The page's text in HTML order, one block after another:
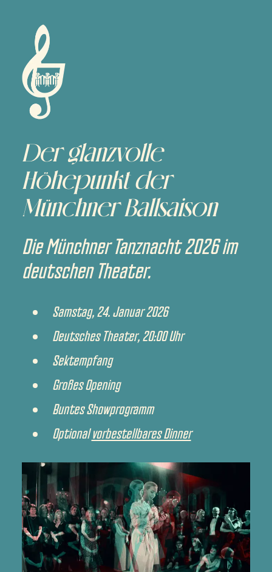
Der glanzvolle
Höhepunkt der
Münchner Ballsaison
Die Münchner Tanznacht 2026 im
deutschen Theater.
Samstag, 24. Januar 2026
Deutsches Theater, 20:00 Uhr
Sektempfang
Großes Opening
Buntes Showprogramm
Optionalvorbestellbares Dinner